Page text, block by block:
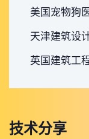
美国宠物狗
天津建筑设
英国建筑工
技术分享